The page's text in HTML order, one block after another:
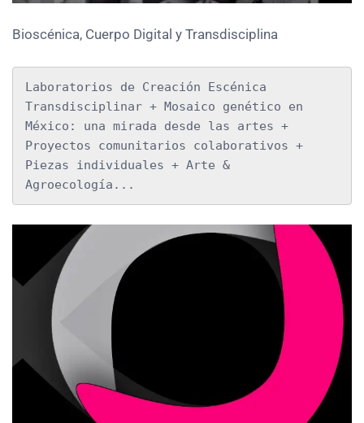
Bioscénica, Cuerpo Digital y Transdisciplina
Laboratorios de Creación Escénica
Transdisciplinar + Mosaico genético en
México: una mirada desde las artes +
Proyectos comunitarios colaborativos +
Piezas individuales + Arte &
Agroecología...